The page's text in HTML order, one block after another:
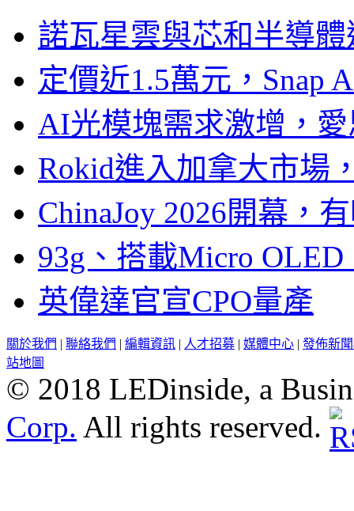
諾瓦星雲與芯和半導
定價近1.5萬元，Snap
AI光模塊需求激增，
Rokid進入加拿大市場
ChinaJoy 2026開幕，
93g、搭載Micro
英偉達官宣CPO量產
關於我們 | 聯絡我們 | 編輯資訊 | 人才招募 | 媒體中心 | 發佈新
站地圖
© 2018 LEDinside, a
Corp. All rights reserved.